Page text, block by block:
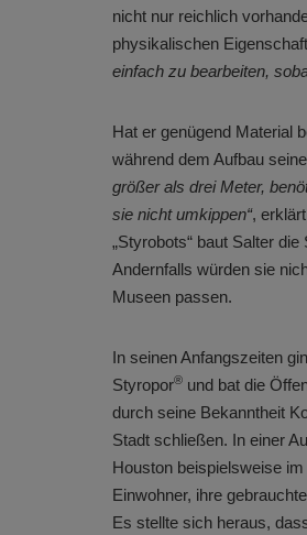
nicht nur reichlich
physikalischen
einfach zu bearbeiten,
Hat er genügend Material
während dem Aufbau
größer als drei Meter,
sie nicht umkippen“,
„Styrobots“ baut Salter
Andernfalls würden sie
Museen passen.
In seinen Anfangszeiten
Styropor® und bat die
durch seine Bekanntheit
Stadt schließen. In einer
Houston beispielsweise
Einwohner, ihre
Es stellte sich heraus,